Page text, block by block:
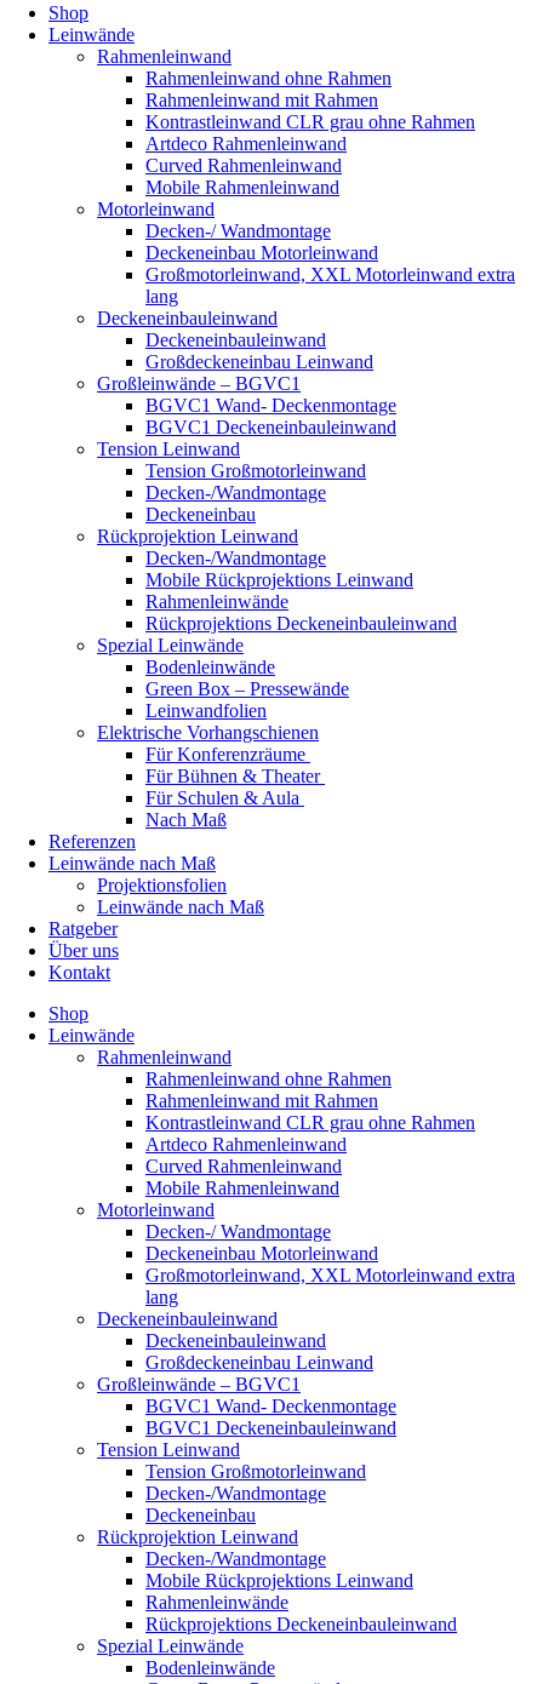
Shop
Leinwände
Rahmenleinwand
Rahmenleinwand ohne Rahmen
Rahmenleinwand mit Rahmen
Kontrastleinwand CLR grau ohne Rahmen
Artdeco Rahmenleinwand
Curved Rahmenleinwand
Mobile Rahmenleinwand
Motorleinwand
Decken-/ Wandmontage
Deckeneinbau Motorleinwand
Großmotorleinwand, XXL Motorleinwand extra
lang
Deckeneinbauleinwand
Deckeneinbauleinwand
Großdeckeneinbau Leinwand
Großleinwände – BGVC1
BGVC1 Wand- Deckenmontage
BGVC1 Deckeneinbauleinwand
Tension Leinwand
Tension Großmotorleinwand
Decken-/Wandmontage
Deckeneinbau
Rückprojektion Leinwand
Decken-/Wandmontage
Mobile Rückprojektions Leinwand
Rahmenleinwände
Rückprojektions Deckeneinbauleinwand
Spezial Leinwände
Bodenleinwände
Green Box – Pressewände
Leinwandfolien
Elektrische Vorhangschienen
Für Konferenzräume
Für Bühnen & Theater
Für Schulen & Aula
Nach Maß
Referenzen
Leinwände nach Maß
Projektionsfolien
Leinwände nach Maß
Ratgeber
Über uns
Kontakt
Shop
Leinwände
Rahmenleinwand
Rahmenleinwand ohne Rahmen
Rahmenleinwand mit Rahmen
Kontrastleinwand CLR grau ohne Rahmen
Artdeco Rahmenleinwand
Curved Rahmenleinwand
Mobile Rahmenleinwand
Motorleinwand
Decken-/ Wandmontage
Deckeneinbau Motorleinwand
Großmotorleinwand, XXL Motorleinwand extra
lang
Deckeneinbauleinwand
Deckeneinbauleinwand
Großdeckeneinbau Leinwand
Großleinwände – BGVC1
BGVC1 Wand- Deckenmontage
BGVC1 Deckeneinbauleinwand
Tension Leinwand
Tension Großmotorleinwand
Decken-/Wandmontage
Deckeneinbau
Rückprojektion Leinwand
Decken-/Wandmontage
Mobile Rückprojektions Leinwand
Rahmenleinwände
Rückprojektions Deckeneinbauleinwand
Spezial Leinwände
Bodenleinwände